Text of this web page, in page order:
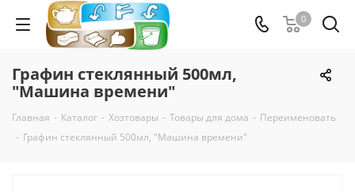
0
Графин стеклянный 500мл,
"Машина времени"
Главная - Каталог - Хозтовары - Товары для дома - Переименовать
- Графин стеклянный 500мл, "Машина времени"